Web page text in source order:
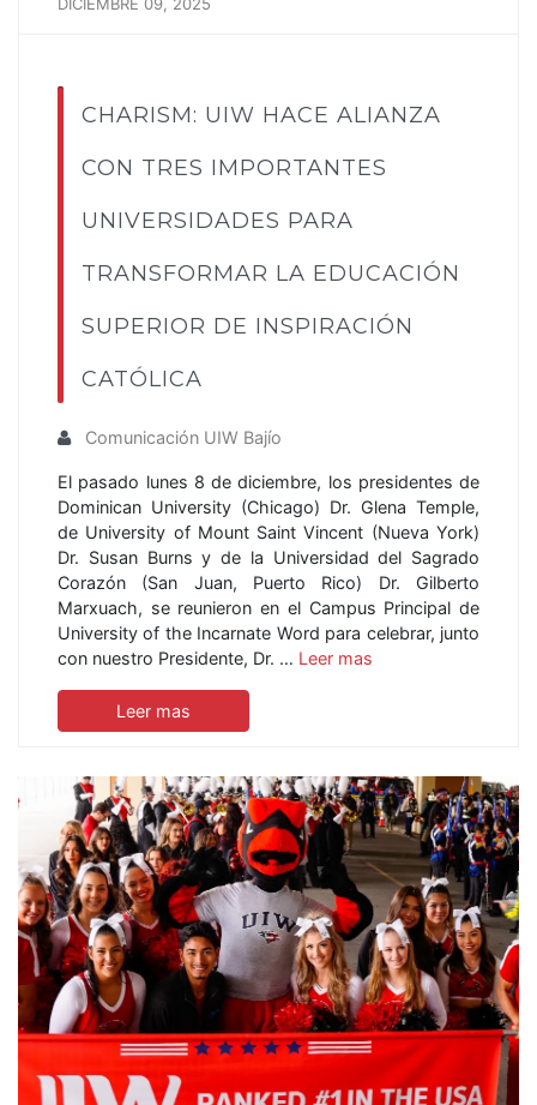
CHARISM: UIW HACE ALIANZA
CON TRES IMPORTANTES
UNIVERSIDADES PARA
TRANSFORMAR LA EDUCACIÓN
SUPERIOR DE INSPIRACIÓN
CATÓLICA
Comunicación UIW Bajío
El pasado lunes 8 de diciembre, los presidentes de
Dominican University (Chicago) Dr. Glena Temple,
de University of Mount Saint Vincent (Nueva York)
Dr. Susan Burns y de la Universidad del Sagrado
Corazón (San Juan, Puerto Rico) Dr. Gilberto
Marxuach, se reunieron en el Campus Principal de
University of the Incarnate Word para celebrar, junto
con nuestro Presidente, Dr. … Leer mas
Leer mas